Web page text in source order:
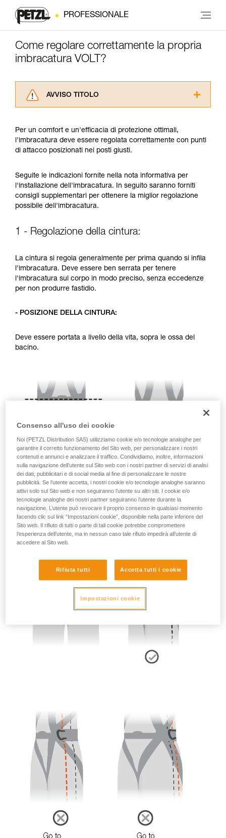
PROFESSIONALE
Come regolare correttamente la propria
imbracatura VOLT?
AVVISO TITOLO
consultarlo. Dovete aver compreso le
informazioni dell’istruzione tecnica per poter
capire queste ulteriori informazioni.
formazione ed un addestramento specifico.
Verificate con un professionista la vostra
capacità di rifare la manovra, da soli, in piena
sicurezza, prima di riprodurla autonomamente.
vengono qui descritte.
Per un comfort e un'efficacia di protezione ottimali,
l'imbracatura deve essere regolata correttamente con punti
di attacco posizionati nei posti giusti.
Seguite le indicazioni fornite nella nota informativa per
l'installazione dell'imbracatura. In seguito saranno forniti
consigli supplementari per ottenere la miglior regolazione
possibile dell'imbracatura.
1 - Regolazione della cintura:
La cintura si regola generalmente per prima quando si infila
l'imbracatura. Deve essere ben serrata per tenere
l'imbracatura sul corpo in modo preciso, senza eccedenze
per non produrre fastidio.
- POSIZIONE DELLA CINTURA:
Deve essere portata a livello della vita, sopra le ossa del
bacino.
- POSIZIONE DEI PUNTI LATERALI:
I punti di attacco laterali si devono trovare a livello delle ossa
iliache.
Consenso all'uso dei cookie
Noi (PETZL Distribution SAS) utilizziamo cookie e/o tecnologie analoghe per
garantire il corretto funzionamento del Sito web, per personalizzare i nostri
contenuti e annunci e analizzare il traffico. Condividiamo, inoltre, informazioni
sulla navigazione dell’utente sul Sito web con i nostri partner di servizi di analisi
dei dati, pubblicitari e di social media al fine di personalizzare le nostre
pubblicità. Se l’utente accetta, i nostri cookie e/o tecnologie analoghe saranno
attivi solo sul Sito web e non seguiranno l’utente su altri siti. I cookie e/o
tecnologie analoghe dei nostri partner seguiranno l’utente durante la
navigazione. L’utente può revocare il proprio consenso in qualsiasi momento
facendo clic sul link “Impostazioni cookie”, disponibile nella parte inferiore del
Sito web. Il rifiuto di tutti o parte di tali cookie potrebbe compromettere
l’esperienza dell’utente, ma in nessun caso tale rifiuto impedirà all’utente di
accedere al Sito web.
Rifiuta tutti Accetta tutti i cookie
Impostazioni cookie